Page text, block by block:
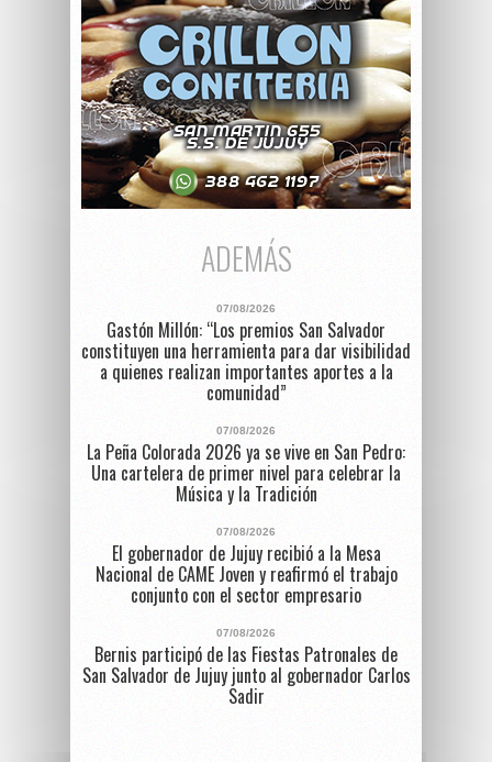
ADEMÁS
07/08/2026
Gastón Millón: “Los premios San Salvador
constituyen una herramienta para dar visibilidad
a quienes realizan importantes aportes a la
comunidad”
07/08/2026
La Peña Colorada 2026 ya se vive en San Pedro:
Una cartelera de primer nivel para celebrar la
Música y la Tradición
07/08/2026
El gobernador de Jujuy recibió a la Mesa
Nacional de CAME Joven y reafirmó el trabajo
conjunto con el sector empresario
07/08/2026
Bernis participó de las Fiestas Patronales de
San Salvador de Jujuy junto al gobernador Carlos
Sadir